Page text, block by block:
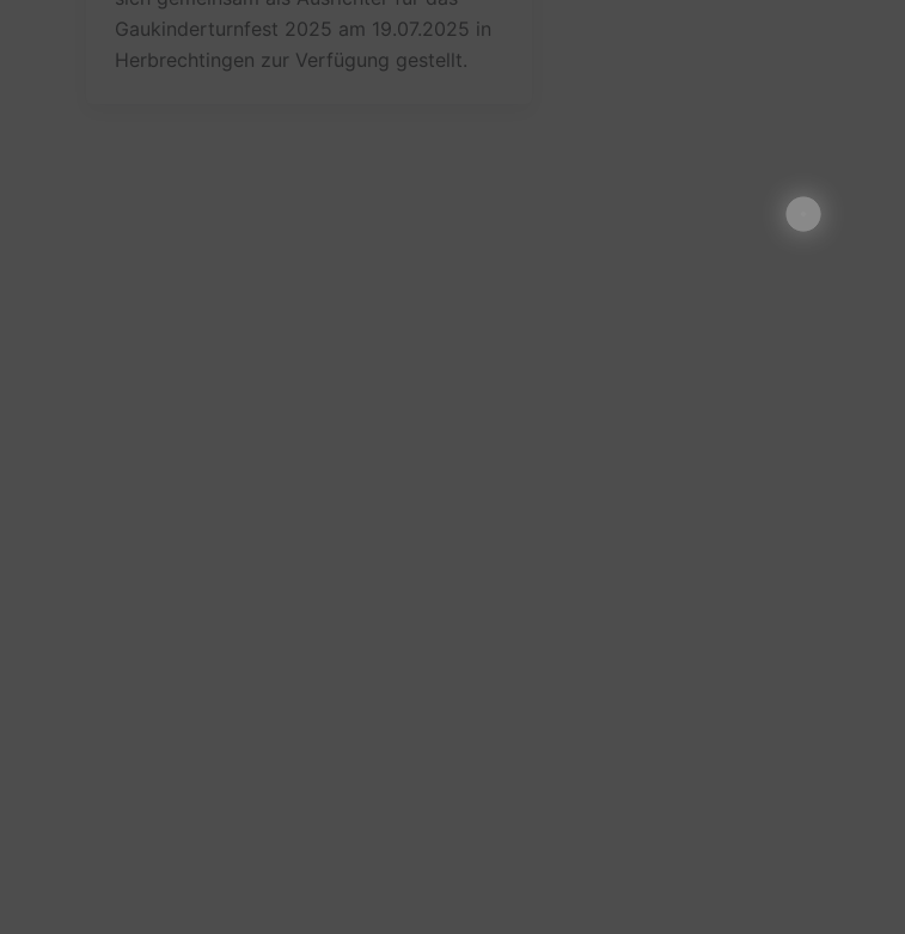
Gaukinderturnfest 2025 am 19.07.2025 in
Herbrechtingen zur Verfügung gestellt.